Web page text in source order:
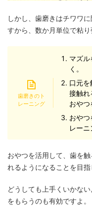
しかし、歯磨きはチワワ
すから、数か月単位で粘り
マズ
く。
口元
接触れ
おやつ
おやつ
レーニ
おやつを活用して、歯を
れるようになることを目指
どうしても上手くいかな
をもらうのも有効ですよ。